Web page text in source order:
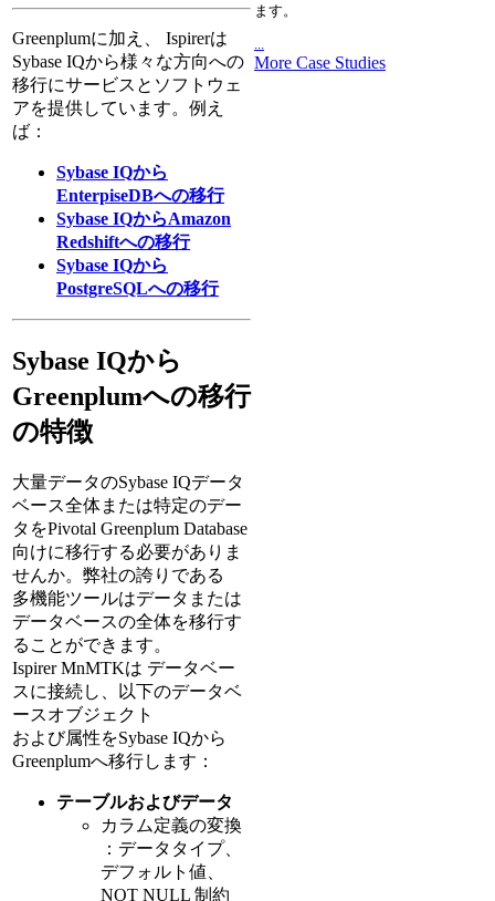
Greenplumに加え、 Ispirerは
Sybase IQから様々な方向への
移行にサービスとソフトウェ
アを提供しています。例え
ば：
Sybase IQから
EnterpiseDBへの移行
Sybase IQからAmazon
Redshiftへの移行
Sybase IQから
PostgreSQLへの移行
Sybase IQから
Greenplumへの移行
の特徴
大量データのSybase IQデータ
ベース全体または特定のデー
タをPivotal Greenplum Database
向けに移行する必要がありま
せんか。弊社の誇りである
多機能ツールはデータまたは
データベースの全体を移行す
ることができます。
Ispirer MnMTKは データベー
スに接続し、以下のデータベ
ースオブジェクト
および属性をSybase IQから
Greenplumへ移行します：
テーブルおよびデータ
カラム定義の変換
：データタイプ、
デフォルト値、
NOT NULL 制約
ます。
...
More Case Studies